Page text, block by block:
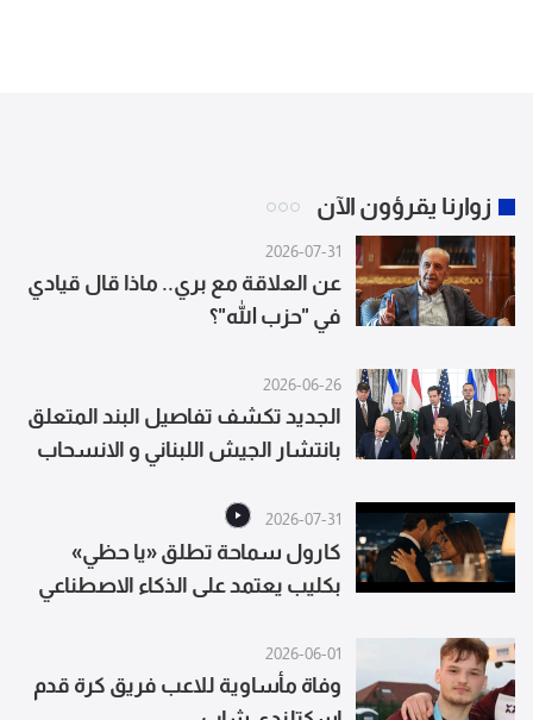
زوارنا يقرؤون الآن
2026-07-31
عن العلاقة مع بري.. ماذا قال قيادي
في "حزب الله"؟
2026-06-26
الجديد تكشف تفاصيل البند المتعلق
بانتشار الجيش اللبناني و الانسحاب
2026-07-31
كارول سماحة تطلق «يا حظي»
بكليب يعتمد على الذكاء الاصطناعي
2026-06-01
وفاة مأساوية للاعب فريق كرة قدم